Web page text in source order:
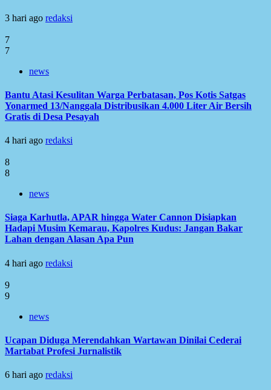
3 hari ago redaksi
7
7
news
Bantu Atasi Kesulitan Warga Perbatasan, Pos Kotis Satgas
Yonarmed 13/Nanggala Distribusikan 4.000 Liter Air Bersih
Gratis di Desa Pesayah
4 hari ago redaksi
8
8
news
Siaga Karhutla, APAR hingga Water Cannon Disiapkan
Hadapi Musim Kemarau, Kapolres Kudus: Jangan Bakar
Lahan dengan Alasan Apa Pun
4 hari ago redaksi
9
9
news
Ucapan Diduga Merendahkan Wartawan Dinilai Cederai
Martabat Profesi Jurnalistik
6 hari ago redaksi